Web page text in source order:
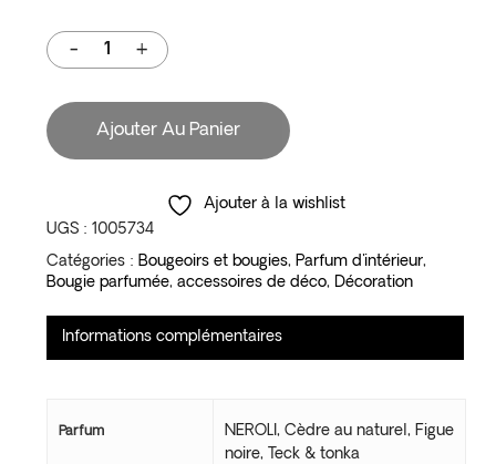
Ajouter Au Panier
Ajouter à la wishlist
UGS : 1005734
Catégories : Bougeoirs et bougies, Parfum d'intérieur,
Bougie parfumée, accessoires de déco, Décoration
Informations complémentaires
Parfum
NEROLI, Cèdre au naturel, Figue
noire, Teck & tonka